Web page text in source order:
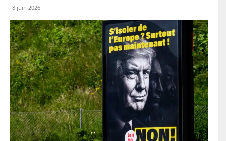
8 juin 2026
o
m
o
m
d
e
f
a
m
i
l
l
e
C
o
u
r
r
i
e
l
*
C
o
d
e
p
o
s
t
a
l
En t'inscrivant à la newsletter, tu acceptes que le PS te tienne
au courant de l'actualité. Pour en savoir plus, cliquez ici.
S'ABONNER